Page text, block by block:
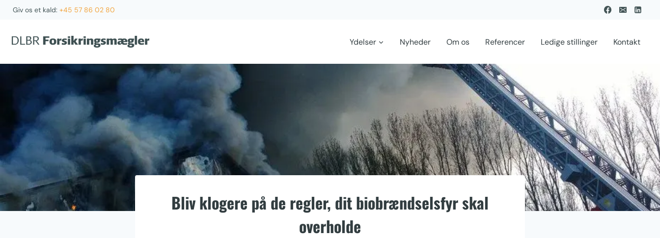
Fortsæt
Giv os et kald: +45 57 86 02 80
Ydelser Nyheder Om os Referencer Ledige stillinger Kontakt
Bliv klogere på de regler, dit biobrændselsfyr skal
overholde